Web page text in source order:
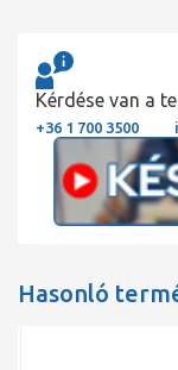
Kérdése van a
+36 1 700 3500
Hasonló